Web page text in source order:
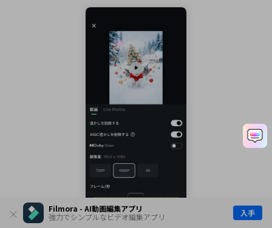
Filmora - AI動画編集アプリ
強力でシンプルなビデオ編集アプリ
入手